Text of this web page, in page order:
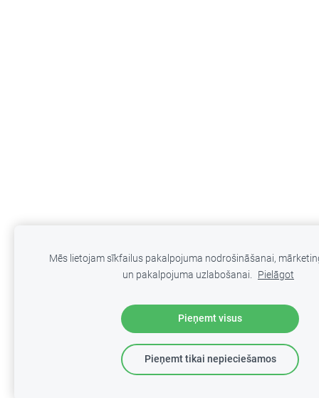
Mēs lietojam sīkfailus pakalpojuma nodrošināšanai,
un pakalpojuma uzlabošanai. Pielāgot
Pieņemt visus
Pieņemt tikai nepieciešamos